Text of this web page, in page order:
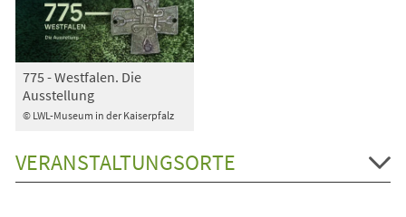
© LWL-Museum in der Kaiserpfalz
775 - Westfalen. Die
Ausstellung
VERANSTALTUNGSORTE